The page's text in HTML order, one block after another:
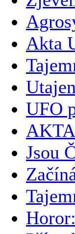
Akta
UFO
Jsou